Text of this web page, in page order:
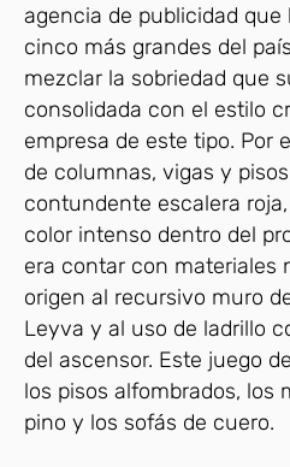
agencia de publicidad
cinco más grandes del
mezclar la sobriedad que
consolidada con el estilo
empresa de este tipo. Por
de columnas, vigas y
contundente escalera
color intenso dentro del
era contar con materiales
origen al recursivo muro
Leyva y al uso de ladrillo
del ascensor. Este juego
los pisos alfombrados, los
pino y los sofás de cuero.